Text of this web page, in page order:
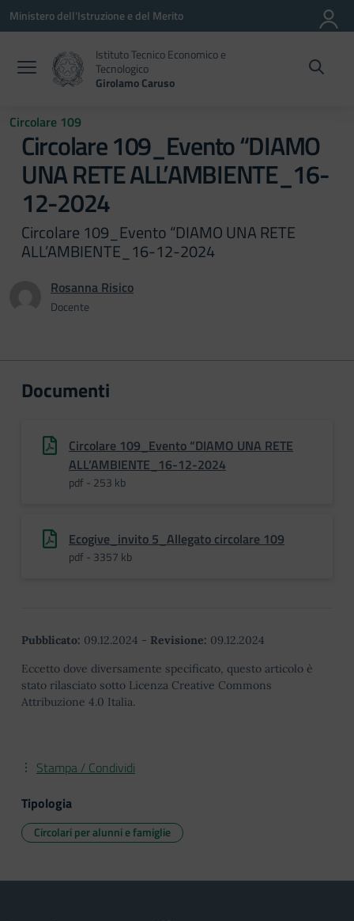
Vai ai contenuti
Vai al menu di navigazione
Vai al footer
Ministero dell'Istruzione e del Merito
Istituto Tecnico Economico e
Tecnologico
Girolamo Caruso
Circolare 109
Circolare 109_Evento “DIAMO
UNA RETE ALL’AMBIENTE_16-
12-2024
Circolare 109_Evento “DIAMO UNA RETE
ALL’AMBIENTE_16-12-2024
Rosanna Risico
Docente
Documenti
Circolare 109_Evento “DIAMO UNA RETE
ALL’AMBIENTE_16-12-2024
pdf - 253 kb
Ecogive_invito 5_Allegato circolare 109
pdf - 3357 kb
Pubblicato: 09.12.2024 - Revisione: 09.12.2024
Eccetto dove diversamente specificato, questo articolo è
stato rilasciato sotto Licenza Creative Commons
Attribuzione 4.0 Italia.
Stampa / Condividi
Tipologia
Circolari per alunni e famiglie